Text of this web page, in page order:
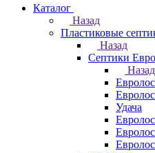
Каталог
Назад
Пластиковые
Назад
Септики
Назад
Удача